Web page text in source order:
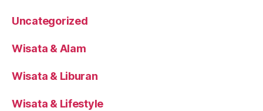
Uncategorized
Wisata & Alam
Wisata & Liburan
Wisata & Lifestyle